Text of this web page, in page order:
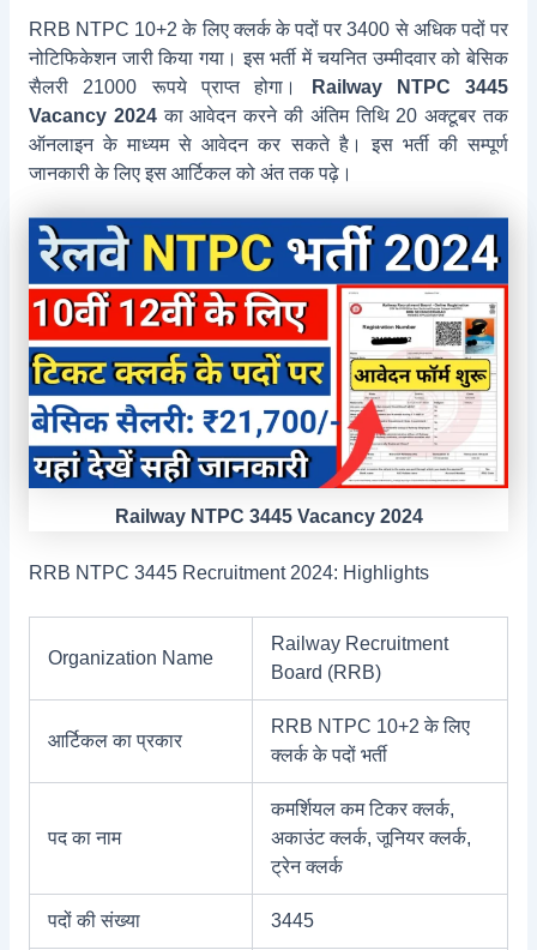
RRB NTPC 10+2 के लिए क्लर्क के पदों पर 3400 से अधिक पदों पर
नोटिफिकेशन जारी किया गया। इस भर्ती में चयनित उम्मीदवार को बेसिक
सैलरी 21000 रूपये प्राप्त होगा।
Railway NTPC 3445
Vacancy 2024का आवेदन करने की अंतिम तिथि 20 अक्टूबर तक
ऑनलाइन के माध्यम से आवेदन कर सकते है। इस भर्ती की सम्पूर्ण
जानकारी के लिए इस आर्टिकल को अंत तक पढ़े।
Railway NTPC 3445 Vacancy 2024
RRB NTPC 3445 Recruitment 2024: Highlights
Organization Name
Railway Recruitment
Board (RRB)
आर्टिकल का प्रकार
RRB NTPC 10+2 के लिए
क्लर्क के पदों भर्ती
पद का नाम
कमर्शियल कम टिकर क्लर्क,
अकाउंट क्लर्क, जूनियर क्लर्क,
ट्रेन क्लर्क
पदों की संख्या 3445